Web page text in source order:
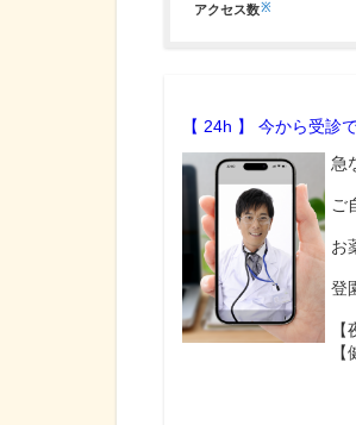
アクセス数※
【 24h 】 今から受診
急
ご
お
登